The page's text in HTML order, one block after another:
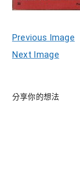
Previous Image
Next Image
分享你的想法